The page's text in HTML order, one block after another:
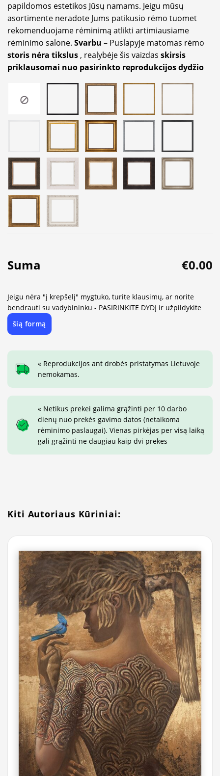
papildomos estetikos Jūsų namams. Jeigu mūsų
asortimente neradote Jums patikusio rėmo tuomet
rekomenduojame rėminimą atlikti artimiausiame
rėminimo salone. Svarbu – Puslapyje matomas rėmo
storis nėra tikslus , realybėje šis vaizdas skirsis
priklausomai nuo pasirinkto reprodukcijos dydžio
Suma €0.00
Jeigu nėra "į krepšelį" mygtuko, turite klausimų, ar norite
bendrauti su vadybininku - PASIRINKITE DYDĮ ir užpildykite
šią formą
« Reprodukcijos ant drobės pristatymas Lietuvoje
nemokamas.
« Netikus prekei galima grąžinti per 10 darbo
dienų nuo prekės gavimo datos (netaikoma
rėminimo paslaugai). Vienas pirkėjas per visą laiką
gali grąžinti ne daugiau kaip dvi prekes
Kiti Autoriaus Kūriniai: